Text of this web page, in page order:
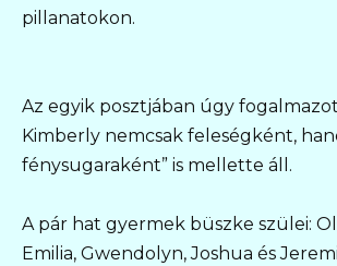
pillanatokon.
Az egyik posztjában úgy
Kimberly nemcsak feleségként,
fénysugaraként” is mellette áll.
A pár hat gyermek büszke szülei:
Emilia, Gwendolyn, Joshua és